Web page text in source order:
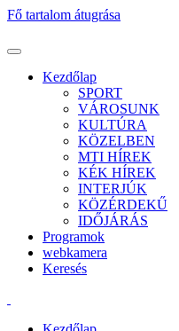
Fő tartalom átugrása
Kezdőlap
SPORT
VÁROSUNK
KULTÚRA
KÖZELBEN
MTI HÍREK
KÉK HÍREK
INTERJÚK
KÖZÉRDEKŰ
IDŐJÁRÁS
Programok
webkamera
Keresés